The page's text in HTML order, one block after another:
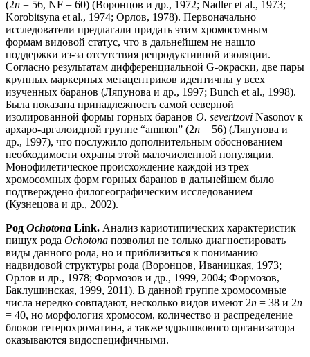
(2n = 56, NF = 60) (Воронцов и др., 1972; Nadler et al., 1973;
Korobitsyna et al., 1974; Орлов, 1978). Первоначально
исследователи предлагали придать этим хромосомным
формам видовой статус, что в дальнейшем не нашло
поддержки из-за отсутствия репродуктивной изоляции.
Согласно результатам дифференциальной G-окраски, две пары
крупных маркерных метацентриков идентичны у всех
изученных баранов (Ляпунова и др., 1997; Bunch et al., 1998).
Была показана принадлежность самой северной
изолированной формы горных баранов O. severtzovi Nasonov к
архаро-аргалоидной группе “ammon” (2n = 56) (Ляпунова и
др., 1997), что послужило дополнительным обоснованием
необходимости охраны этой малочисленной популяции.
Монофилетическое происхождение каждой из трех
хромосомных форм горных баранов в дальнейшем было
подтверждено филогеографическим исследованием
(Кузнецова и др., 2002).
Род Ochotona Link. Анализ кариотипических характеристик
пищух рода Ochotona позволил не только диагностировать
виды данного рода, но и приблизиться к пониманию
надвидовой структуры рода (Воронцов, Иваницкая, 1973;
Орлов и др., 1978; Формозов и др., 1999, 2004; Формозов,
Баклушинская, 1999, 2011). В данной группе хромосомные
числа нередко совпадают, несколько видов имеют 2n = 38 и 2n
= 40, но морфология хромосом, количество и распределение
блоков гетерохроматина, а также ядрышкового организатора
оказываются видоспецифичными.